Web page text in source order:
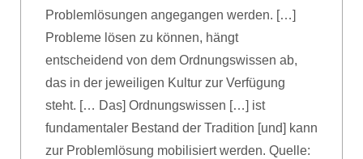
Problemlösungen angegangen werden. […]
Probleme lösen zu können, hängt
entscheidend von dem Ordnungswissen ab,
das in der jeweiligen Kultur zur Verfügung
steht. [… Das] Ordnungswissen […] ist
fundamentaler Bestand der Tradition [und] kann
zur Problemlösung mobilisiert werden. Quelle: